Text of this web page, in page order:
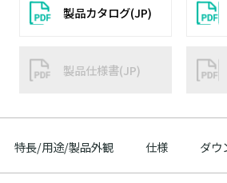
製品カタログ(JP)
製品仕様書(JP)
特長/用途/製品外観 仕様 ダウ